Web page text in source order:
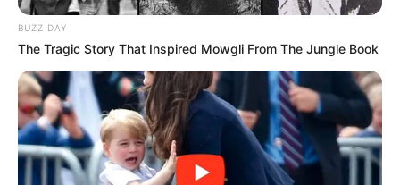
BUZZ DAY
The Tragic Story That Inspired Mowgli From The Jungle Book